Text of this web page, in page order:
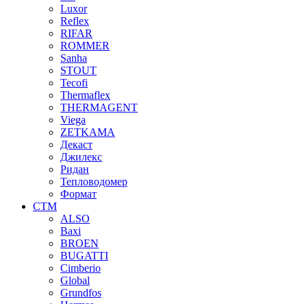
Luxor
Reflex
RIFAR
ROMMER
Sanha
STOUT
Tecofi
Thermaflex
THERMAGENT
Viega
ZETKAMA
Декаст
Джилекс
Ридан
Тепловодомер
Формат
СТМ
ALSO
Baxi
BROEN
BUGATTI
Cimberio
Global
Grundfos